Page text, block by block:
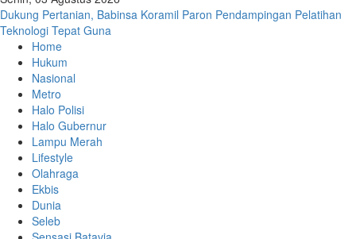
Dukung Pertanian, Babinsa Koramil Paron Pendampingan Pelatihan
Teknologi Tepat Guna
Home
Hukum
Nasional
Metro
Halo Polisi
Halo Gubernur
Lampu Merah
Lifestyle
Olahraga
Ekbis
Dunia
Seleb